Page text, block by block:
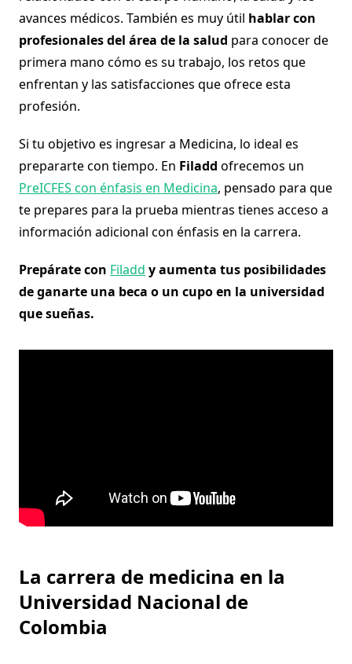
avances médicos. También es muy útil hablar con
profesionales del área de la salud para conocer de
primera mano cómo es su trabajo, los retos que
enfrentan y las satisfacciones que ofrece esta
profesión.
Si tu objetivo es ingresar a Medicina, lo ideal es
prepararte con tiempo. En Filadd ofrecemos un
PreICFES con énfasis en Medicina, pensado para que
te prepares para la prueba mientras tienes acceso a
información adicional con énfasis en la carrera.
Prepárate con Filadd y aumenta tus posibilidades
de ganarte una beca o un cupo en la universidad
que sueñas.
La carrera de medicina en la
Universidad Nacional de
Colombia